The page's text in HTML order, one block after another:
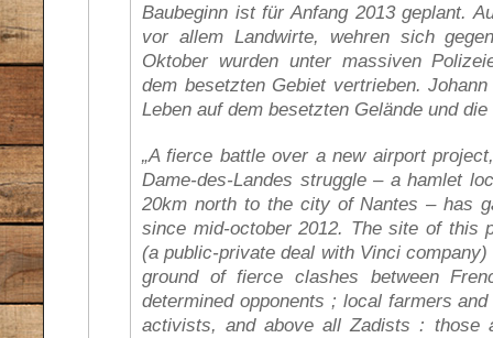
Baubeginn ist für Anfang 2013 geplant.
vor allem Landwirte, wehren sich
Oktober wurden unter massiven
dem besetzten Gebiet vertrieben.
Leben auf dem besetzten Gelände und
„A fierce battle over a new airport
Dame-des-Landes struggle – a hamlet
20km north to the city of Nantes – has
since mid-october 2012. The site of this
(a public-private deal with Vinci
ground of fierce clashes between
determined opponents ; local farmers
activists, and above all Zadists : those